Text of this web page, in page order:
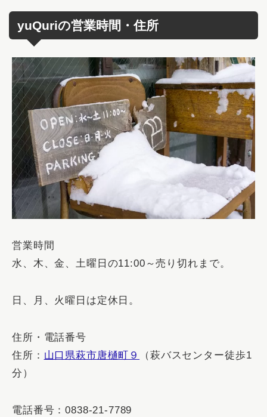
yuQuriの営業時間・住所
営業時間
水、木、金、土曜日の11:00～売り切れまで。
日、月、火曜日は定休日。
住所・電話番号
住所： 山口県萩市唐樋町９
（萩バスセンター徒歩1
分）
電話番号：0838-21-7789